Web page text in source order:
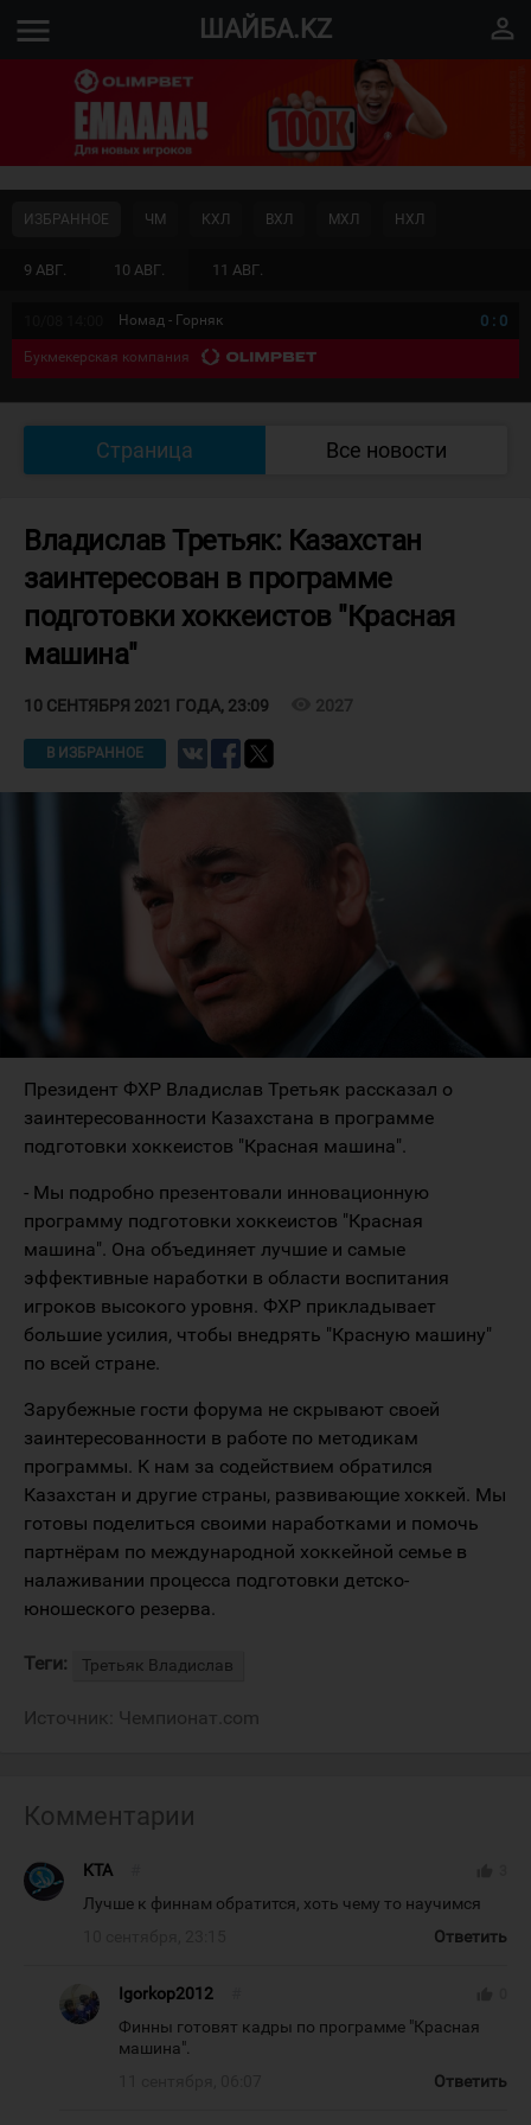
menu ШАЙБА.KZ perm_identity
9 АВГ. 10 АВГ. 11 АВГ.
ИЗБРАННОЕ ЧМ КХЛ ВХЛ МХЛ НХЛ
Номад - Горняк 0 : 0
Букмекерская компания
Страница Все новости
Владислав Третьяк: Казахстан
заинтересован в программе
подготовки хоккеистов "Красная
машина"
10 СЕНТЯБРЯ 2021 ГОДА, 23:09 2027
В ИЗБРАННОЕ
Президент ФХР Владислав Третьяк рассказал о
заинтересованности Казахстана в программе
подготовки хоккеистов "Красная машина".
- Мы подробно презентовали инновационную
программу подготовки хоккеистов "Красная
машина". Она объединяет лучшие и самые
эффективные наработки в области воспитания
игроков высокого уровня. ФХР прикладывает
большие усилия, чтобы внедрять "Красную машину"
по всей стране.
Зарубежные гости форума не скрывают своей
заинтересованности в работе по методикам
программы. К нам за содействием обратился
Казахстан и другие страны, развивающие хоккей. Мы
готовы поделиться своими наработками и помочь
партнёрам по международной хоккейной семье в
налаживании процесса подготовки детско-
юношеского резерва.
Теги: Третьяк Владислав
Источник: Чемпионат.com
Комментарии
KTA
Лучше к финнам обратится, хоть чему то научимся
Ответить
Igorkop2012
Финны готовят кадры по программе "Красная
машина".
Ответить